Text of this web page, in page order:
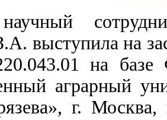
выступила на
на
аграрный
г. Москва,